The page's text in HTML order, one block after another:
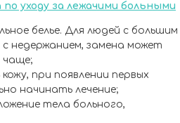
по уходу за лежачими больными
белье. Для людей с большим
недержанием, замена может
чаще;
при появлении первых
начинать лечение;
тела больного,